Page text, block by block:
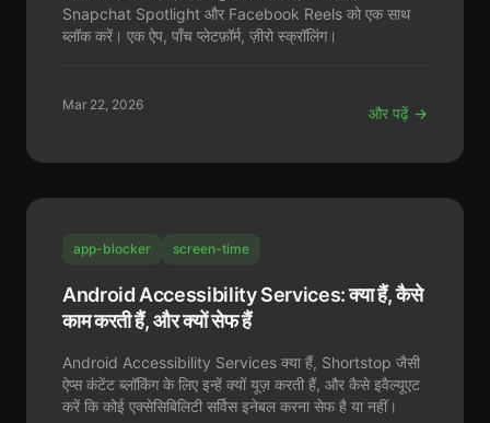
Snapchat Spotlight और Facebook Reels को एक साथ
ब्लॉक करें। एक ऐप, पाँच प्लेटफ़ॉर्म, ज़ीरो स्क्रॉलिंग।
Mar 22, 2026 और पढ़ें →
app-blocker screen-time
Android Accessibility Services: क्या हैं, कैसे
काम करती हैं, और क्यों सेफ हैं
Android Accessibility Services क्या हैं, Shortstop जैसी
ऐप्स कंटेंट ब्लॉकिंग के लिए इन्हें क्यों यूज़ करती हैं, और कैसे इवैल्यूएट
करें कि कोई एक्सेसिबिलिटी सर्विस इनेबल करना सेफ है या नहीं।